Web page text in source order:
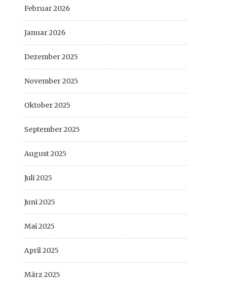
Februar 2026
Januar 2026
Dezember 2025
November 2025
Oktober 2025
September 2025
August 2025
Juli 2025
Juni 2025
Mai 2025
April 2025
März 2025